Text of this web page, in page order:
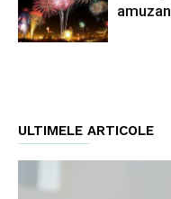
ULTIMELE ARTICOLE